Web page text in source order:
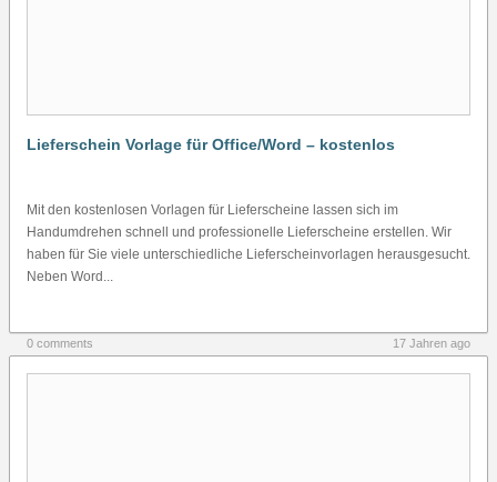
Lieferschein Vorlage für Office/Word – kostenlos
Mit den kostenlosen Vorlagen für Lieferscheine lassen sich im
Handumdrehen schnell und professionelle Lieferscheine erstellen. Wir
haben für Sie viele unterschiedliche Lieferscheinvorlagen herausgesucht.
Neben Word...
0 comments 17 Jahren ago